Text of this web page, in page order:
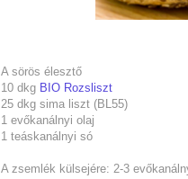
A sörös élesztő
10 dkg BIO Rozsliszt
25 dkg sima liszt (BL55)
1 evőkanálnyi olaj
1 teáskanálnyi só
A zsemlék külsejére: 2-3